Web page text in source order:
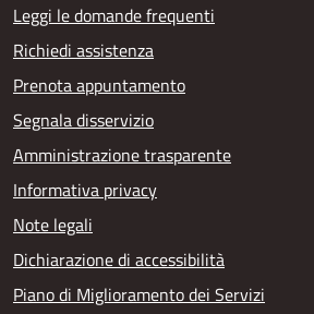
Leggi le domande frequenti
Richiedi assistenza
Prenota appuntamento
Segnala disservizio
Amministrazione trasparente
Informativa privacy
Note legali
Dichiarazione di accessibilità
Piano di Miglioramento dei Servizi